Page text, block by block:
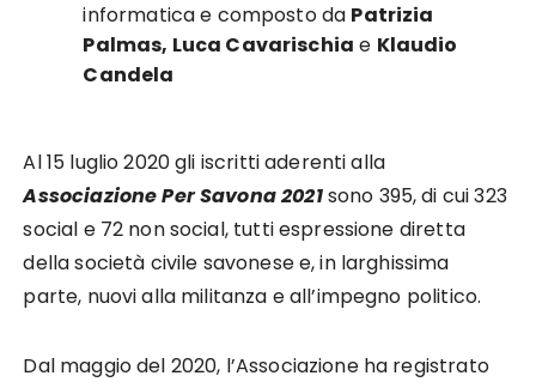
informatica e composto da Patrizia
Palmas, Luca Cavarischia e Klaudio
Candela
Al 15 luglio 2020 gli iscritti aderenti alla
Associazione Per Savona 2021sono 395, di cui 323
social e 72 non social, tutti espressione diretta
della società civile savonese e, in larghissima
parte, nuovi alla militanza e all’impegno politico.
Dal maggio del 2020, l’Associazione ha registrato